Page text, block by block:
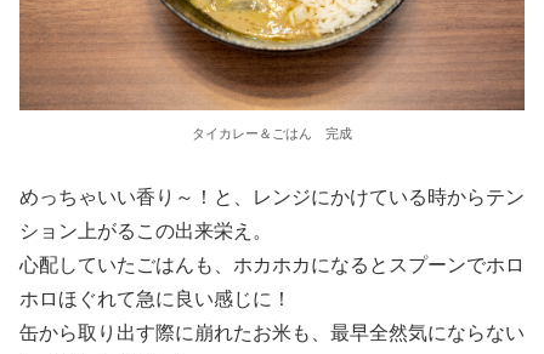
タイカレー＆ごはん 完成
めっちゃいい香り～！と、レンジにかけている時からテン
ション上がるこの出来栄え。
心配していたごはんも、ホカホカになるとスプーンでホロ
ホロほぐれて急に良い感じに！
缶から取り出す際に崩れたお米も、最早全然気にならない